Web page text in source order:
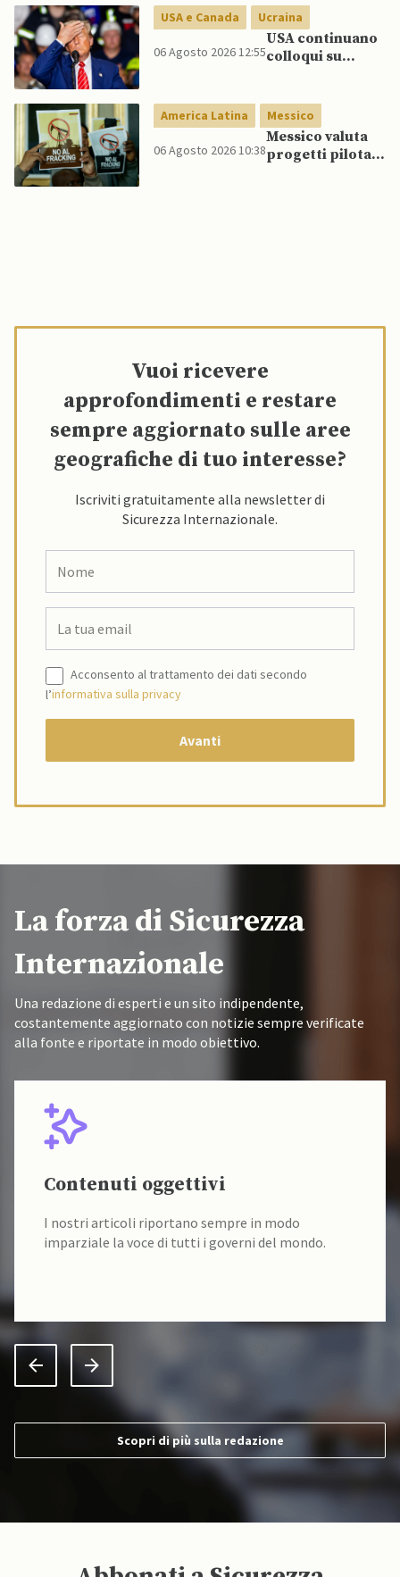
USA e Canada Ucraina
06 Agosto 2026 12:55
USA continuano
colloqui su
Patriot in
Ucraina,
nonostante
dubbi di Trump,
America Latina Messico
06 Agosto 2026 10:38
Messico valuta
progetti pilota
Vuoi ricevere
approfondimenti e restare
sempre aggiornato sulle aree
geografiche di tuo interesse?
Iscriviti gratuitamente alla newsletter di
Sicurezza Internazionale.
Acconsento al trattamento dei dati secondo
l’informativa sulla privacy
La forza di Sicurezza
Internazionale
Una redazione di esperti e un sito indipendente,
costantemente aggiornato con notizie sempre verificate
alla fonte e riportate in modo obiettivo.
Contenuti oggettivi
I nostri articoli riportano sempre in modo
imparziale la voce di tutti i governi del mondo.
Scopri di più sulla redazione